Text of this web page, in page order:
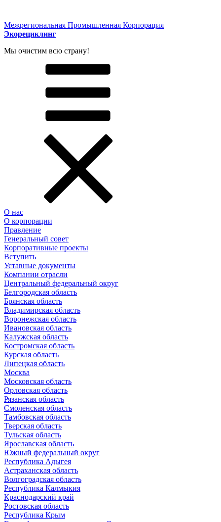
Межрегиональная Промышленная Корпорация
Экорециклинг
Мы очистим всю страну!
О нас
О корпорации
Правление
Генеральный совет
Корпоративные проекты
Вступить
Уставные документы
Компании отрасли
Центральный федеральный округ
Белгородская область
Брянская область
Владимирская область
Воронежская область
Ивановская область
Калужская область
Костромская область
Курская область
Липецкая область
Москва
Московская область
Орловская область
Рязанская область
Смоленская область
Тамбовская область
Тверская область
Тульская область
Ярославская область
Южный федеральный округ
Республика Адыгея
Астраханская область
Волгоградская область
Республика Калмыкия
Краснодарский край
Ростовская область
Республика Крым